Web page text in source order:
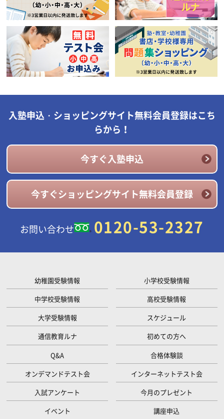
入塾申込・ショッピングサイト無料会員登録はこち
らから！
今すぐ入塾申込
今すぐショッピングサイト無料会員登録
お問い合わせ 0120-53-2327
幼稚園受験情報
小学校受験情報
中学校受験情報
高校受験情報
大学受験情報
スケジュール
通信教育ルナ
初めての方へ
Q&A
合格体験談
オンデマンドテスト会
インターネットテスト会
入試アンケート
今月のプレゼント
イベント
講座申込